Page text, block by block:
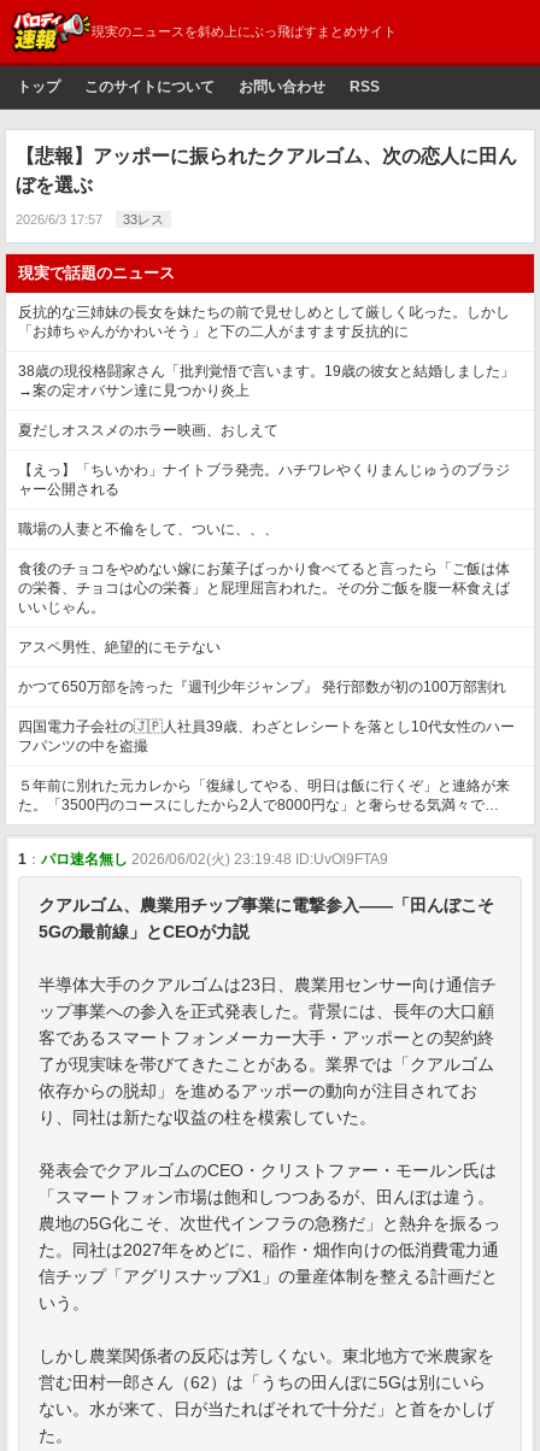
現実のニュースを斜め上にぶっ飛ばすまとめサイト
トップ このサイトについて お問い合わせ RSS
【悲報】アッポーに振られたクアルゴム、次の恋人に田ん
ぼを選ぶ
2026/6/3 17:57 33レス
現実で話題のニュース
反抗的な三姉妹の長女を妹たちの前で見せしめとして厳しく叱った。しかし
「お姉ちゃんがかわいそう」と下の二人がますます反抗的に
38歳の現役格闘家さん「批判覚悟で言います。19歳の彼女と結婚しました」
→案の定オバサン達に見つかり炎上
夏だしオススメのホラー映画、おしえて
【えっ】「ちいかわ」ナイトブラ発売。ハチワレやくりまんじゅうのブラジ
ャー公開される
職場の人妻と不倫をして、ついに、、、
食後のチョコをやめない嫁にお菓子ばっかり食べてると言ったら「ご飯は体
の栄養、チョコは心の栄養」と屁理屈言われた。その分ご飯を腹一杯食えば
いいじゃん。
アスペ男性、絶望的にモテない
かつて650万部を誇った『週刊少年ジャンプ』 発行部数が初の100万部割れ
四国電力子会社の🇯🇵人社員39歳、わざとレシートを落とし10代女性のハー
フパンツの中を盗撮
５年前に別れた元カレから「復縁してやる、明日は飯に行くぞ」と連絡が来
た。「3500円のコースにしたから2人で8000円な」と奢らせる気満々で…
1 ： パロ速名無し 2026/06/02(火) 23:19:48 ID:UvOl9FTA9
クアルゴム、農業用チップ事業に電撃参入——「田んぼこそ
5Gの最前線」とCEOが力説
半導体大手のクアルゴムは23日、農業用センサー向け通信チ
ップ事業への参入を正式発表した。背景には、長年の大口顧
客であるスマートフォンメーカー大手・アッポーとの契約終
了が現実味を帯びてきたことがある。業界では「クアルゴム
依存からの脱却」を進めるアッポーの動向が注目されてお
り、同社は新たな収益の柱を模索していた。
発表会でクアルゴムのCEO・クリストファー・モールン氏は
「スマートフォン市場は飽和しつつあるが、田んぼは違う。
農地の5G化こそ、次世代インフラの急務だ」と熱弁を振るっ
た。同社は2027年をめどに、稲作・畑作向けの低消費電力通
信チップ「アグリスナップX1」の量産体制を整える計画だと
いう。
しかし農業関係者の反応は芳しくない。東北地方で米農家を
営む田村一郎さん（62）は「うちの田んぼに5Gは別にいら
ない。水が来て、日が当たればそれで十分だ」と首をかしげ
た。